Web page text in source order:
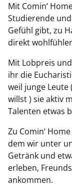
Mit Comin‘
Studierende
Gefühl gibt, zu
direkt
Mit Lobpreis
ihr die
weil junge
willst ) sie aktiv
Talenten etwas
Zu Comin‘
dem wir unter
Getränk und
erleben,
ankommen.